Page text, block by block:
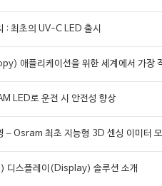
: 최초의 UV-C LED 출시
애플리케이션을 위한 세계에서 가장
LED로 운전 시 안전성 향상
– Osram 최초 지능형 3D 센싱 이미터
스플레이(Display) 솔루션 소개